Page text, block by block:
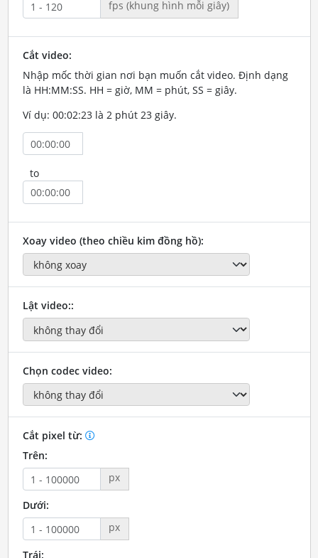
fps (khung hình mỗi giây)
Cắt video:
Nhập mốc thời gian nơi bạn muốn cắt video. Định dạng
là HH:MM:SS. HH = giờ, MM = phút, SS = giây.
Ví dụ: 00:02:23 là 2 phút 23 giây.
to
Xoay video (theo chiều kim đồng hồ):
Lật video::
Chọn codec video:
Cắt pixel từ:
Trên:
px
Dưới:
px
Trái: